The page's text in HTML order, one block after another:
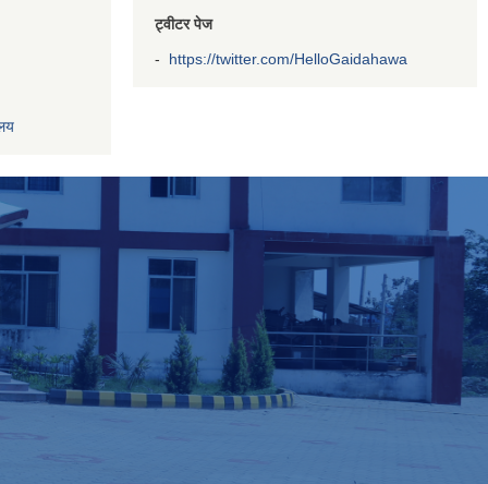
ट्वीटर पेज
- https://twitter.com/HelloGaidahawa